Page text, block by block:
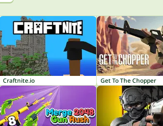
Craftnite.io Get To The Chopper